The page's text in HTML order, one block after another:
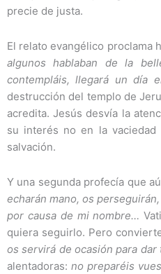
precie de justa.
El relato evangélico proclama
algunos hablaban de la
contempláis, llegará un día
destrucción del templo de
acredita. Jesús desvía la
su interés no en la
salvación.
Y una segunda profecía que
echarán mano, os
por causa de mi nombre…
quiera seguirlo. Pero
os servirá de ocasión para
alentadoras:no preparéis